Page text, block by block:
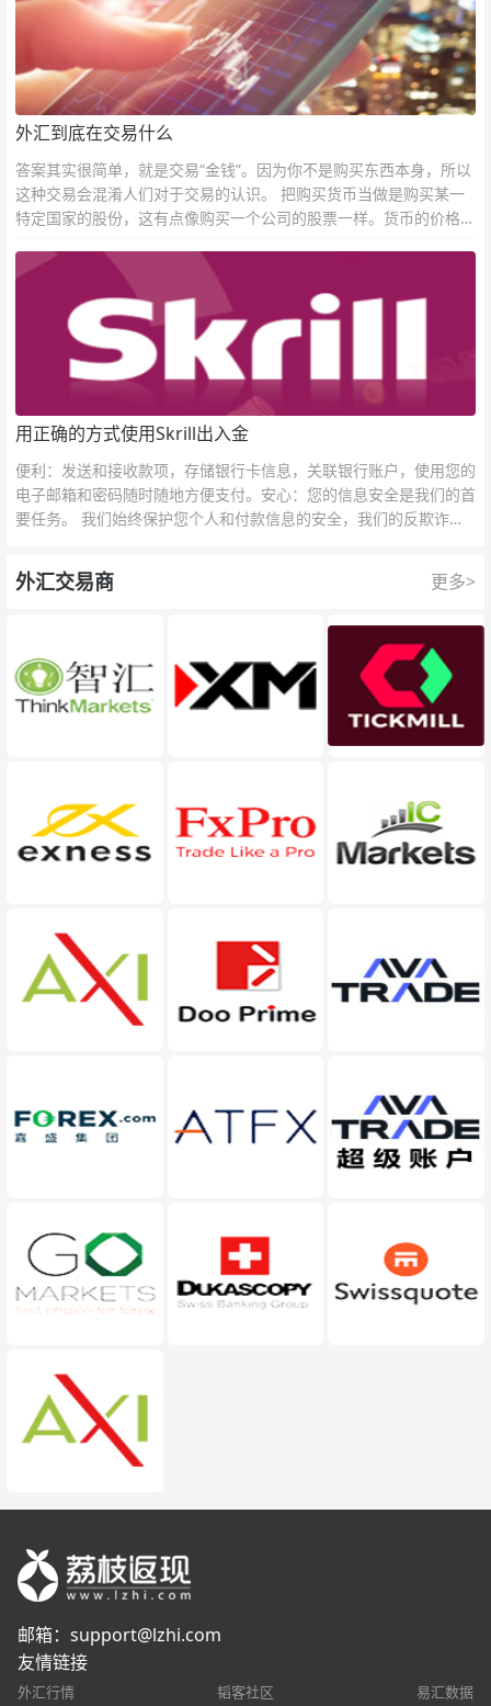
外汇到底在交易什么
答案其实很简单，就是交易“金钱”。因为你不是购买东西本身，所以
这种交易会混淆人们对于交易的认识。 把购买货币当做是购买某一
特定国家的股份，这有点像购买一个公司的股票一样。货币的价格直
用正确的方式使用Skrill出入金
便利：发送和接收款项，存储银行卡信息，关联银行账户，使用您的
电子邮箱和密码随时随地方便支付。安心：您的信息安全是我们的首
要任务。 我们始终保护您个人和付款信息的安全，我们的反欺诈团
外汇交易商 更多>
邮箱： support@lzhi.com
友情链接
外汇行情 韬客社区 易汇数据